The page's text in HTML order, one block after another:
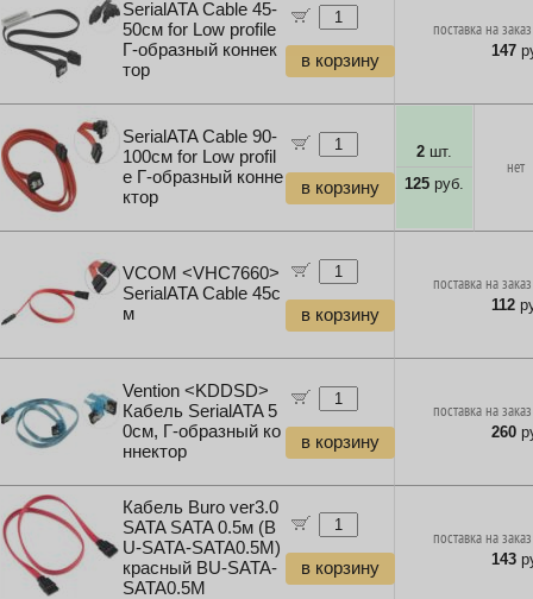
SerialATA Cable 45-
50см for Low profile
Г-образный коннек
тор
в корзину
поставка на
147
SerialATA Cable 90-
100см for Low profil
e Г-образный конне
ктор
в корзину
2 шт.
125 руб.
нет
VCOM <VHC7660>
SerialATA Cable 45с
м
в корзину
поставка на
112
Vention <KDDSD>
Кабель SerialATA 5
0см, Г-образный ко
ннектор
в корзину
поставка на
260
Кабель Buro ver3.0
SATA SATA 0.5м (B
U-SATA-SATA0.5M)
красный BU-SATA-
SATA0.5M
в корзину
поставка на
143